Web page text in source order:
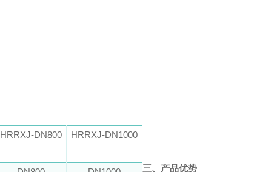
HRRXJ-DN800 HRRXJ-DN1000
三、产品优势